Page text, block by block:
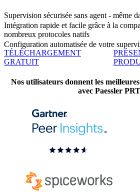
Supervision sécurisée sans agent - même
Intégration rapide et facile grâce à la
nombreux protocoles natifs
Configuration automatisée de votre
TÉLÉCHARGEMENT
GRATUIT
Nos utilisateurs donnent les
avec Paessler